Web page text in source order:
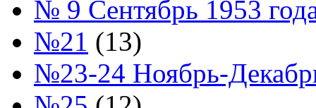
№ 9 Сентябрь 1953
№21 (13)
№23-24 Ноябрь-